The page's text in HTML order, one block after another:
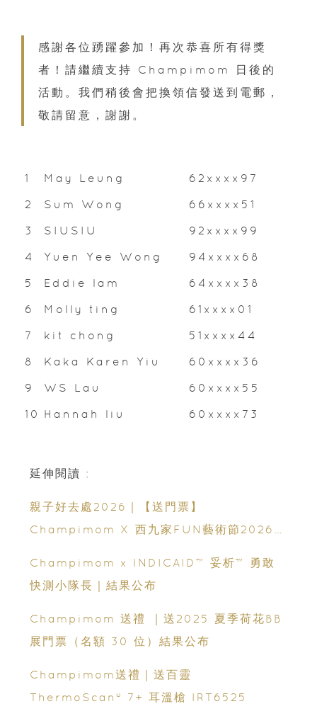
感謝各位踴躍參加！再次恭喜所有得獎
者！請繼續支持 Champimom 日後的
活動。我們稍後會把換領信發送到電郵，
敬請留意，謝謝。
1 May Leung 62xxxx97
2 Sum Wong 66xxxx51
3 SIUSIU 92xxxx99
4 Yuen Yee Wong 94xxxx68
5 Eddie lam 64xxxx38
6 Molly ting 61xxxx01
7 kit chong 51xxxx44
8 Kaka Karen Yiu 60xxxx36
9 WS Lau 60xxxx55
10 Hannah liu 60xxxx73
延伸閱讀 :
親子好去處2026｜【送門票】
Champimom X 西九家FUN藝術節2026｜
Champimom x INDICAID™️ 妥析™️ 勇敢
快測小隊長｜結果公布
Champimom 送禮 ｜送2025 夏季荷花BB
展門票（名額 30 位）結果公布
Champimom送禮｜送百靈
ThermoScan® 7+ 耳溫槍 IRT6525